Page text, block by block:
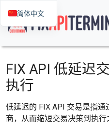
FIX API 低延迟
执行
低延迟的 FIX API 交易是指
商，从而缩短交易决策到执
简体中文